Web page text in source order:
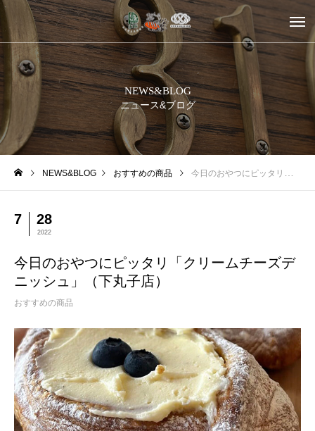
NEWS&BLOG
ニュース&ブログ
NEWS&BLOG おすすめの商品 今日のおやつにピッタリ「クリームチーズデニッシュ」（下丸子店）
7 28
2022
今日のおやつにピッタリ「クリームチーズデ
ニッシュ」（下丸子店）
おすすめの商品